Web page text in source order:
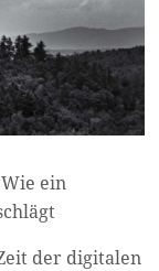
ein
der digitalen